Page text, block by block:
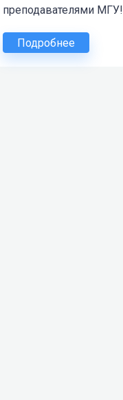
преподавателями МГУ!
Подробнее